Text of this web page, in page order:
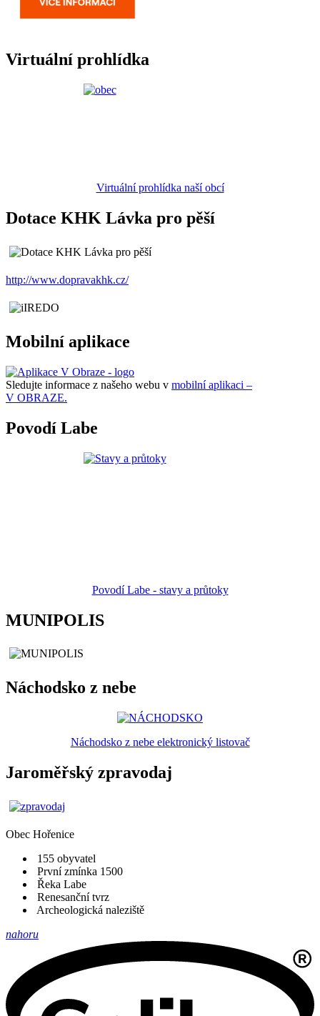
Virtuální prohlídka
Virtuální prohlídka naší obcí
Dotace KHK Lávka pro pěší
http://www.dopravakhk.cz/
Mobilní aplikace
Sledujte informace z našeho webu v mobilní aplikaci –
V OBRAZE.
Povodí Labe
Povodí Labe - stavy a průtoky
MUNIPOLIS
Náchodsko z nebe
Náchodsko z nebe elektronický listovač
Jaroměřský zpravodaj
Obec Hořenice
155 obyvatel
První zmínka 1500
Řeka Labe
Renesanční tvrz
Archeologická naleziště
nahoru